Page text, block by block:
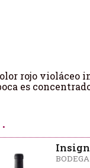
rojo violáceo
es